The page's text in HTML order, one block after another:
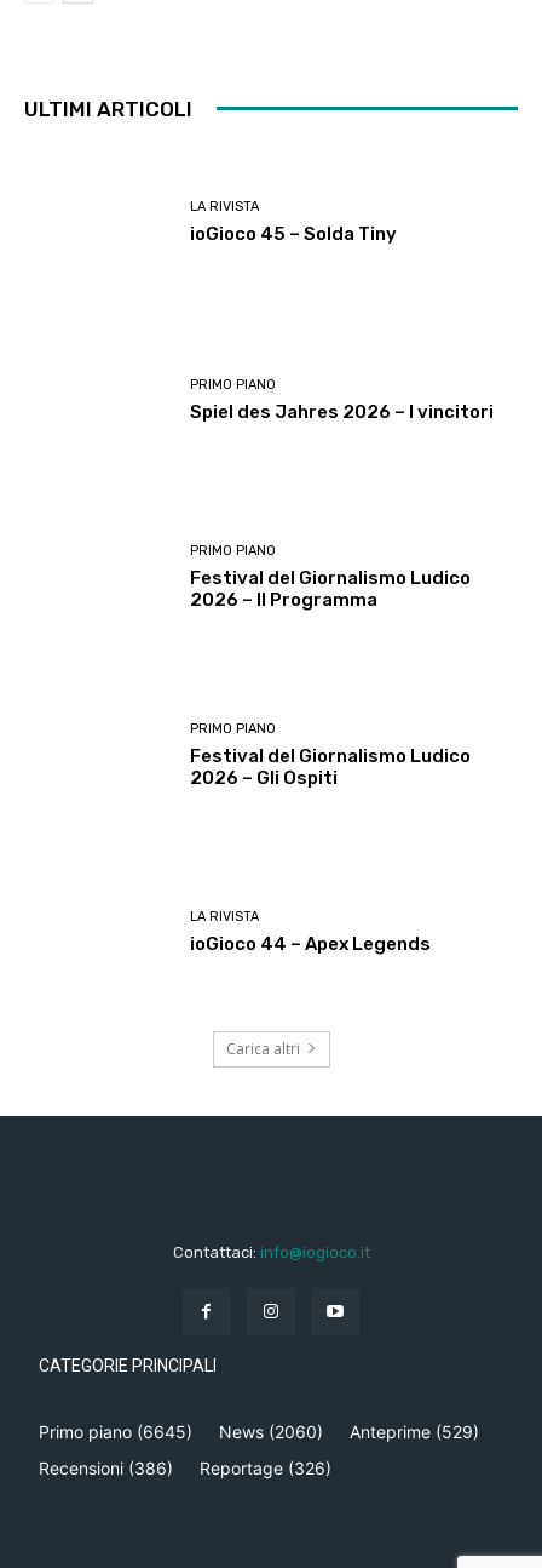
ULTIMI ARTICOLI
LA RIVISTA
ioGioco 45 – Solda Tiny
PRIMO PIANO
Spiel des Jahres 2026 – I vincitori
PRIMO PIANO
Festival del Giornalismo Ludico
2026 – Il Programma
PRIMO PIANO
Festival del Giornalismo Ludico
2026 – Gli Ospiti
LA RIVISTA
ioGioco 44 – Apex Legends
Carica altri
Contattaci: info@iogioco.it
CATEGORIE PRINCIPALI
Primo piano (6645) News (2060) Anteprime (529)
Recensioni (386) Reportage (326)